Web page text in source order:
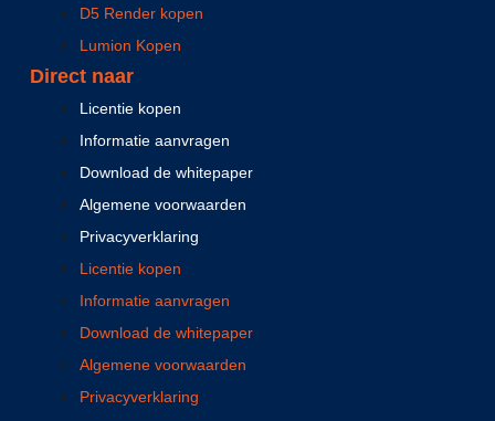
D5 Render kopen
Lumion Kopen
Direct naar
Licentie kopen
Informatie aanvragen
Download de whitepaper
Algemene voorwaarden
Privacyverklaring
Licentie kopen
Informatie aanvragen
Download de whitepaper
Algemene voorwaarden
Privacyverklaring